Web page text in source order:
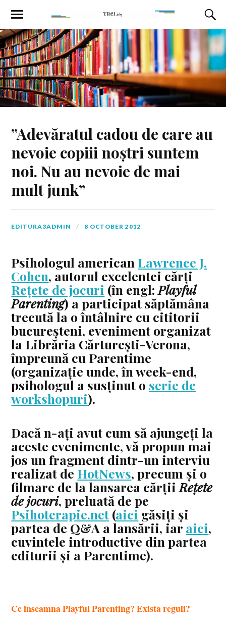
”Adevăratul cadou de care au
nevoie copiii noștri suntem
noi. Nu au nevoie de mai
mult junk”
EDITURA3ADMIN 8 OCTOBER 2012
Psihologul american Lawrence J.
Cohen, autorul excelentei cărți
Rețete de jocuri (în engl:Playful
Parenting) a participat săptămâna
trecută la o întâlnire cu cititorii
bucureșteni, eveniment organizat
la Librăria Cărturești-Verona,
împreună cu Parentime
(organizație unde, în week-end,
psihologul a susținut o serie de
workshopuri).
Dacă n-ați avut cum să ajungeți la
aceste evenimente, vă propun mai
jos un fragment dintr-un interviu
realizat de HotNews, precum și o
filmare de la lansarea cărțiiRețete
de jocuri, preluată de pe
Psihoterapie.net (aici găsiți și
partea de Q&A a lansării, iar aici,
cuvintele introductive din partea
editurii și a Parentime).
Ce inseamna Playful Parenting? Exista reguli?